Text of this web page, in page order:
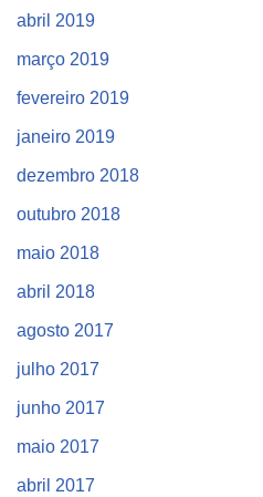
abril 2019
março 2019
fevereiro 2019
janeiro 2019
dezembro 2018
outubro 2018
maio 2018
abril 2018
agosto 2017
julho 2017
junho 2017
maio 2017
abril 2017